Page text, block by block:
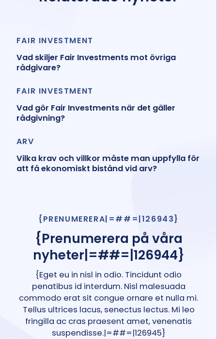
FAIR INVESTMENT
Vad skiljer Fair Investments mot övriga
rådgivare?
FAIR INVESTMENT
Vad gör Fair Investments när det gäller
rådgivning?
ARV
Vilka krav och villkor måste man uppfylla för
att få ekonomiskt bistånd vid arv?
{PRENUMERERA|=##=|126943}
{Prenumerera på våra
nyheter|=##=|126944}
{Eget eu in nisl in odio. Tincidunt odio
penatibus id interdum. Nisl malesuada
commodo erat sit congue ornare et nulla mi.
Tellus ultrices lacus, senectus lectus. Mi leo
fringilla ac cras praesent amet, venenatis
suspendisse.|=##=|126945}